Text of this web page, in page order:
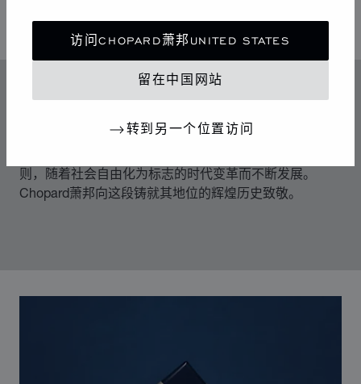
访问CHOPARD萧邦UNITED STATES
留在中国网站
转到另一个位置访问
传奇的灵动钻石
则，随着社会自由化为标志的时代变革而不断发展。
Chopard萧邦向这段铸就其地位的辉煌历史致敬。